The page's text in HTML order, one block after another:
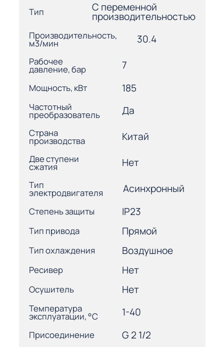
Тип С переменной
производительностью
Производительность,
м3/мин 30.4
Рабочее
давление, бар 7
Мощность, кВт 185
Частотный
преобразователь Да
Страна
производства Китай
Две ступени
сжатия Нет
Тип
электродвигателя Асинхронный
Степень защиты IP23
Тип привода Прямой
Тип охлаждения Воздушное
Ресивер Нет
Осушитель Нет
Температура
эксплуатации, °С 1-40
Присоединение G 2 1/2